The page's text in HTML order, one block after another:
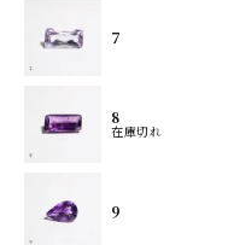
7
8
在庫切れ
9